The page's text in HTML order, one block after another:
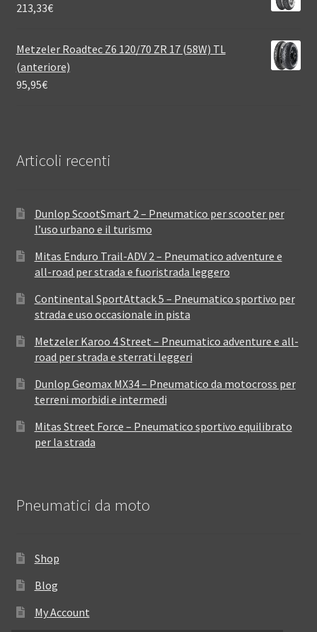
213,33€
Metzeler Roadtec Z6 120/70 ZR 17 (58W) TL
(anteriore)
95,95€
Articoli recenti
Dunlop ScootSmart 2 – Pneumatico per scooter per
l’uso urbano e il turismo
Mitas Enduro Trail-ADV 2 – Pneumatico adventure e
all-road per strada e fuoristrada leggero
Continental SportAttack 5 – Pneumatico sportivo per
strada e uso occasionale in pista
Metzeler Karoo 4 Street – Pneumatico adventure e all-
road per strada e sterrati leggeri
Dunlop Geomax MX34 – Pneumatico da motocross per
terreni morbidi e intermedi
Mitas Street Force – Pneumatico sportivo equilibrato
per la strada
Pneumatici da moto
Shop
Blog
My Account